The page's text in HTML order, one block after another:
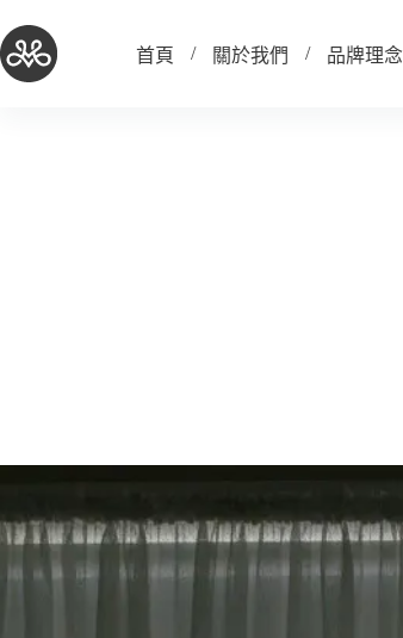
至
主
首頁 關於我們 品牌理念